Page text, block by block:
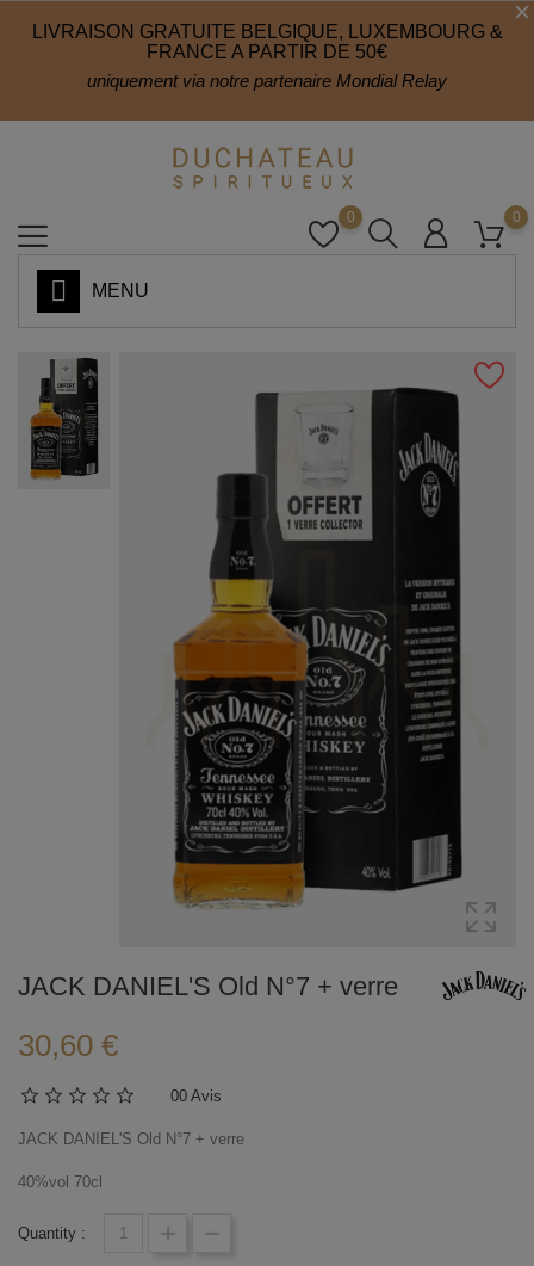
LIVRAISON GRATUITE BELGIQUE, LUXEMBOURG &
FRANCE A PARTIR DE 50€
uniquement via notre partenaire Mondial Relay
0
0
MENU
JACK DANIEL'S Old N°7 + verre
30,60 €
00 Avis
JACK DANIEL'S Old N°7 + verre
40%vol 70cl
Quantity :